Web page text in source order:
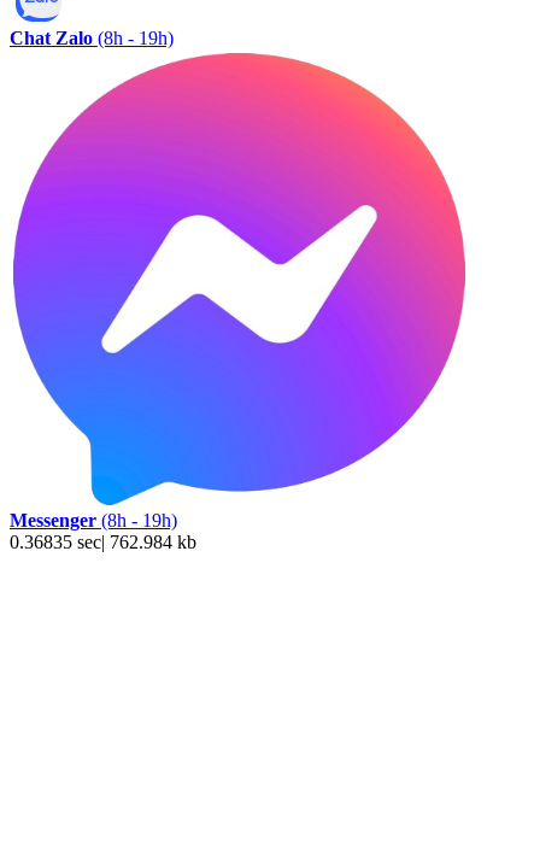
Chat Zalo (8h - 19h)
Messenger (8h - 19h)
0.36835 sec| 762.984 kb